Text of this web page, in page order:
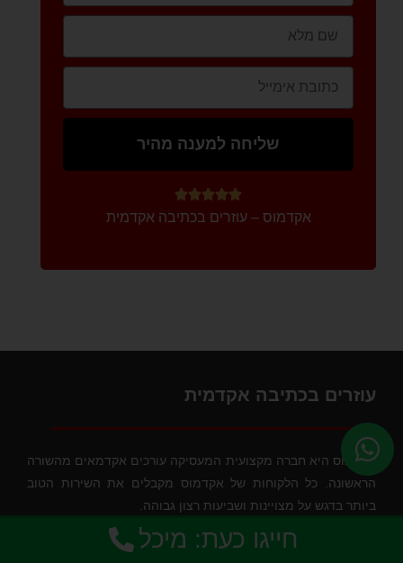
חייגו כעת: מיכל
שליחה למענה מהיר





אקדמוס – עוזרים בכתיבה אקדמית
עוזרים בכתיבה אקדמית
אקדמוס היא חברה מקצועית המעסיקה עורכים אקדמאים מהשורה
הראשונה. כל הלקוחות של אקדמוס מקבלים את השירות הטוב
ביותר בדגש על מצויינות ושביעות רצון גבוהה.